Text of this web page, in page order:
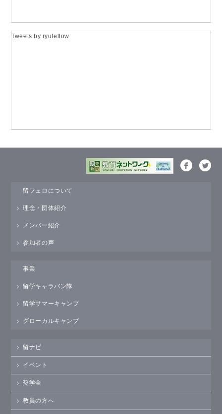
Tweets by ryufellow
留フェロについて
理念・団体紹介
メンバー紹介
参加者の声
事業
留学キャラバン隊
留学サマーキャンプ
グローカルキャンプ
留ナビ
イベント
奨学金
教員の方へ